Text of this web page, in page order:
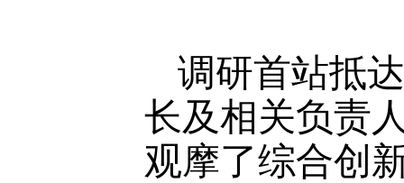
调研首站抵
长及相关负责
观摩了综合创